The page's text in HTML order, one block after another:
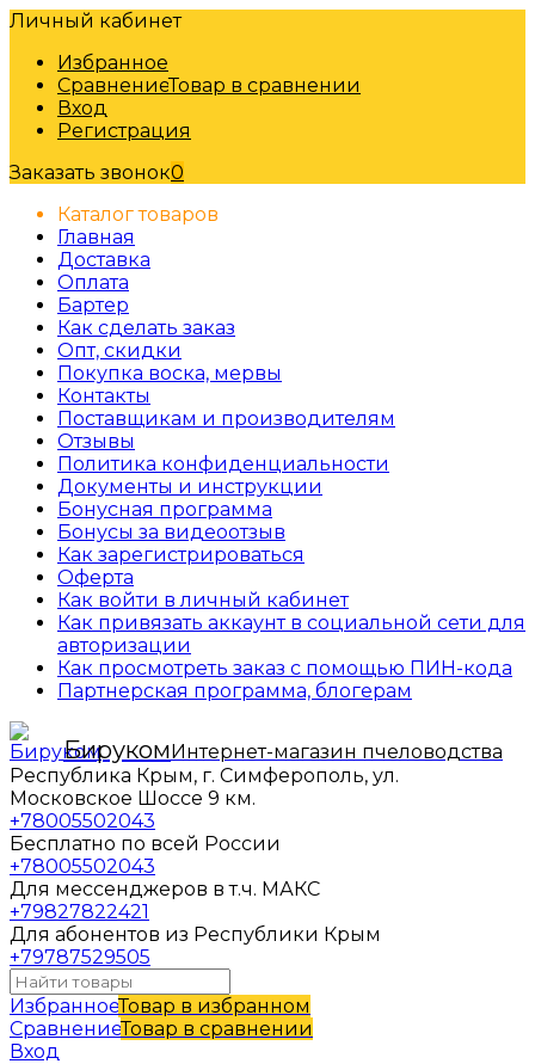
Личный кабинет
Избранное
СравнениеТовар в сравнении
Вход
Регистрация
Заказать звонок0
Каталог товаров
Главная
Доставка
Оплата
Бартер
Как сделать заказ
Опт, скидки
Покупка воска, мервы
Контакты
Поставщикам и производителям
Отзывы
Политика конфиденциальности
Документы и инструкции
Бонусная программа
Бонусы за видеоотзыв
Как зарегистрироваться
Оферта
Как войти в личный кабинет
Как привязать аккаунт в социальной сети для
авторизации
Как просмотреть заказ с помощью ПИН-кода
Партнерская программа, блогерам
БирукомИнтернет-магазин пчеловодства
Республика Крым, г. Симферополь, ул.
Московское Шоссе 9 км.
+78005502043
Бесплатно по всей России
+78005502043
Для мессенджеров в т.ч. МАКС
+79827822421
Для абонентов из Республики Крым
+79787529505
ИзбранноеТовар в избранном
СравнениеТовар в сравнении
Вход